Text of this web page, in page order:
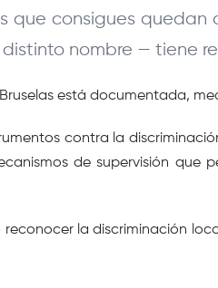
que consigues
nombre — tiene
está documentada,
contra la
de supervisión
la discriminación